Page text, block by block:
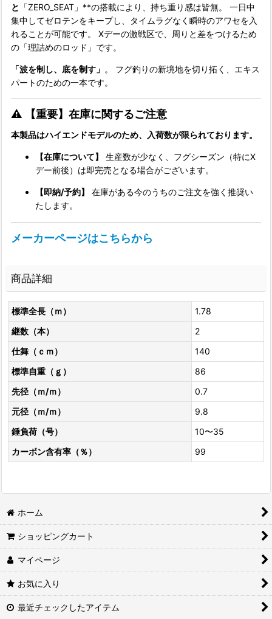
と 「ZERO_SEAT」**の搭載により、持ち重り感は皆無。 一日中
集中してゼロテンをキープし、タイムラグなく瞬時のアワセを入
れることが可能です。 Xデーの激戦区で、周りと差をつけるため
の「理詰めのロッド」です。
「波を制し、底を制す」 。 フグ釣りの新境地を切り拓く、エキス
パートのための一本です。
⚠️ 【重要】在庫に関するご注意
本製品はハイエンドモデルのため、入荷数が限られております。
【在庫について】
生産数が少なく、フグシーズン（特にX
デー前後）は即完売となる場合がございます。
【即納/予約】
在庫がある今のうちのご注文を強く推奨い
たします。
メーカーページはこちらから
商品詳細
標準全長（ｍ）
1.78
継数（本）
2
仕舞（ｃｍ）
140
標準自重（ｇ）
86
先径（ｍ/ｍ）
0.7
元径（ｍ/ｍ）
9.8
錘負荷（号）
10〜35
カーボン含有率（％）
99
ホーム
ショッピングカート
マイページ
お気に入り
最近チェックしたアイテム